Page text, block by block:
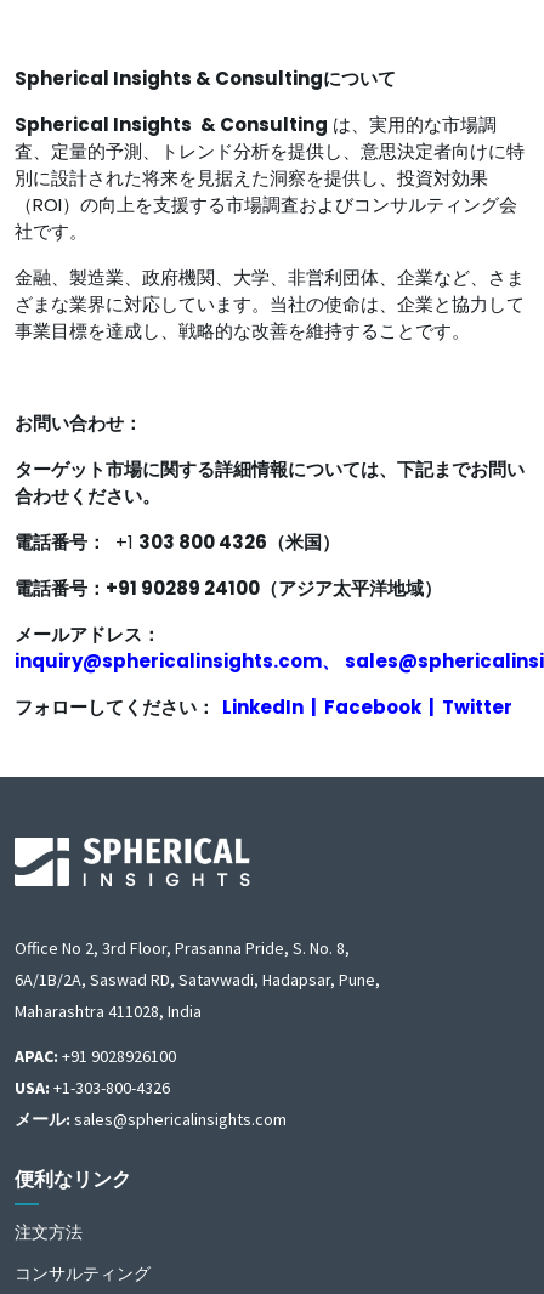
Spherical Insights & Consultingについて
Spherical Insights & Consulting は、実用的な市場調
査、定量的予測、トレンド分析を提供し、意思決定者向けに特
別に設計された将来を見据えた洞察を提供し、投資対効果
（ROI）の向上を支援する市場調査およびコンサルティング会
社です。
金融、製造業、政府機関、大学、非営利団体、企業など、さま
ざまな業界に対応しています。当社の使命は、企業と協力して
事業目標を達成し、戦略的な改善を維持することです。
お問い合わせ：
ターゲット市場に関する詳細情報については、下記までお問い
合わせください。
電話番号：
+1 303 800 4326（米国）
電話番号：+91 90289 24100（アジア太平洋地域）
メールアドレス：
inquiry@sphericalinsights.com、
フォローしてください： LinkedIn Facebook Twitter
Office No 2, 3rd Floor, Prasanna Pride, S. No. 8,
6A/1B/2A, Saswad RD, Satavwadi, Hadapsar, Pune,
Maharashtra 411028, India
APAC: +91 9028926100
USA: +1-303-800-4326
メール: sales@sphericalinsights.com
便利なリンク
注文方法
コンサルティング